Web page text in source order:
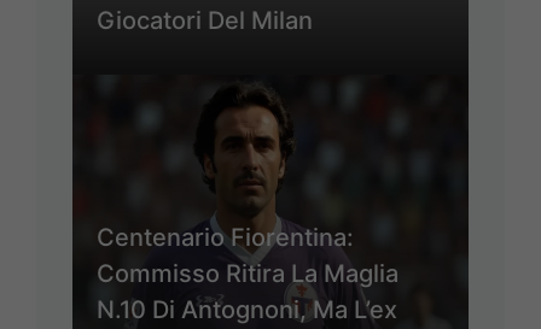
Giocatori Del Milan
Centenario Fiorentina:
Commisso Ritira La Maglia
N.10 Di Antognoni, Ma L’ex